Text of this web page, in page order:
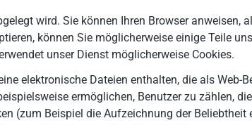
wird. Sie können Ihren Browser anweisen,
können Sie möglicherweise einige Teile
unser Dienst möglicherweise Cookies.
elektronische Dateien enthalten, die als Web-
ermöglichen, Benutzer zu zählen,
(zum Beispiel die Aufzeichnung der Beliebtheit